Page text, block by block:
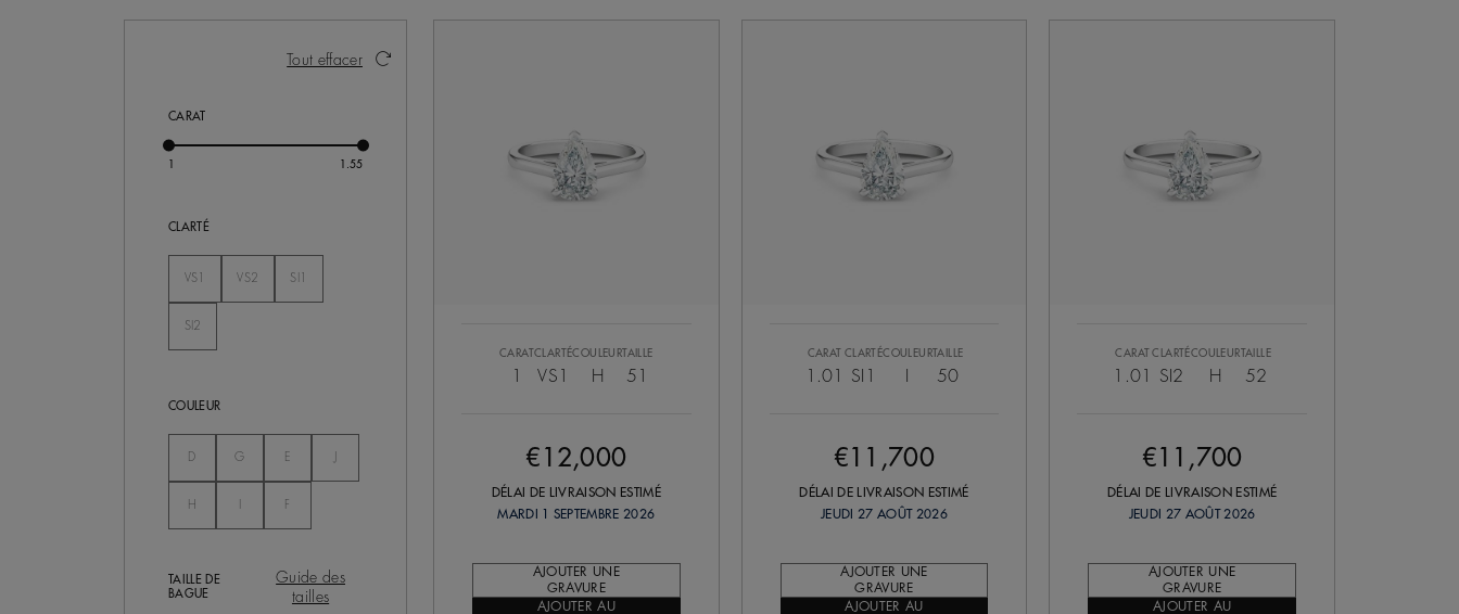
Activer ces éléments entraînera la mise à jour du contenu de la page.
Tout effacer
CARAT
CLARTÉ
VS1
VS2
SI1
SI2
COULEUR
DNon Séléctionné
GNon Séléctionné
E
H Non Séléctionné
F
TAILLE DE
BAGUE
Guide des
tailles
CARATCLARTÉ
VS1
COULEUR
H
TAILLE
51
€12,000
DÉLAI DE LIVRAISON ESTIMÉ
MARDI 1 SEPTEMBRE 2026
AJOUTER UNE
GRAVURE
AJOUTER AU
CARAT
1.01
CLARTÉ
SI1
COULEUR TAILLE
50
€11,700
DÉLAI DE LIVRAISON ESTIMÉ
JEUDI 27 AOÛT 2026
AJOUTER UNE
GRAVURE
AJOUTER AU
CARAT
1.01
CLARTÉ
SI2
COULEUR
H
TAILLE
52
€11,700
DÉLAI DE LIVRAISON ESTIMÉ
JEUDI 27 AOÛT 2026
AJOUTER UNE
GRAVURE
AJOUTER AU